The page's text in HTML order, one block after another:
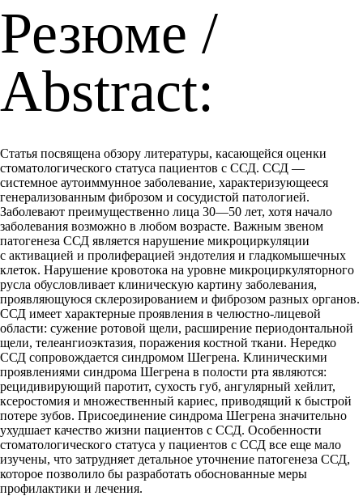
Резюме /
Abstract:
Статья посвящена обзору литературы, касающейся оценки
стоматологического статуса пациентов с ССД. ССД —
системное аутоиммунное заболевание, характеризующееся
генерализованным фиброзом и сосудистой патологией.
Заболевают преимущественно лица 30—50 лет, хотя начало
заболевания возможно в любом возрасте. Важным звеном
патогенеза ССД является нарушение микроциркуляции
с активацией и пролиферацией эндотелия и гладкомышечных
клеток. Нарушение кровотока на уровне микроциркуляторного
русла обусловливает клиническую картину заболевания,
проявляющуюся склерозированием и фиброзом разных органов.
ССД имеет характерные проявления в челюстно-лицевой
области: сужение ротовой щели, расширение периодонтальной
щели, телеангиоэктазия, поражения костной ткани. Нередко
ССД сопровождается синдромом Шегрена. Клиническими
проявлениями синдрома Шегрена в полости рта являются:
рецидивирующий паротит, сухость губ, ангулярный хейлит,
ксеростомия и множественный кариес, приводящий к быстрой
потере зубов. Присоединение синдрома Шегрена значительно
ухудшает качество жизни пациентов с ССД. Особенности
стоматологического статуса у пациентов с ССД все еще мало
изучены, что затрудняет детальное уточнение патогенеза ССД,
которое позволило бы разработать обоснованные меры
профилактики и лечения.